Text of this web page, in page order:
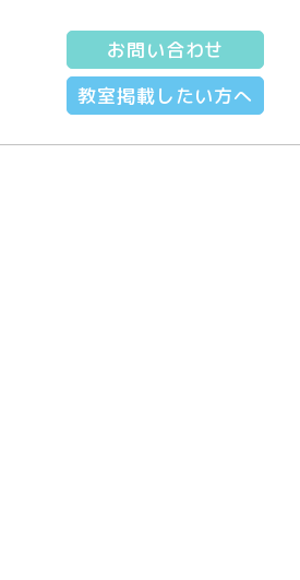
お問い合わせ
教室掲載したい方へ